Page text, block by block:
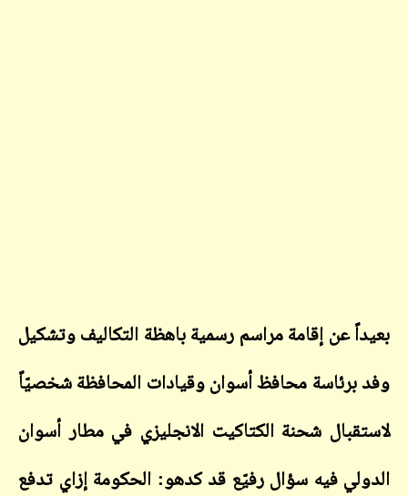
بعيداً عن إقامة مراسم رسمية باهظة التكاليف وتشكيل
وفد برئاسة محافظ أسوان وقيادات المحافظة شخصيّاً
لاستقبال شحنة الكتاكيت الانجليزي في مطار أسوان
الدولي فيه سؤال رفيّع قد كدهو: الحكومة إزاي تدفع